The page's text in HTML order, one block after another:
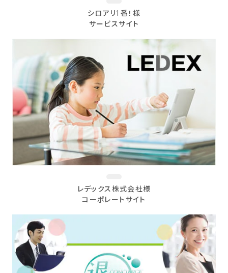
シロアリ1番！様
サービスサイト
レデックス株式会社様
コーポレートサイト